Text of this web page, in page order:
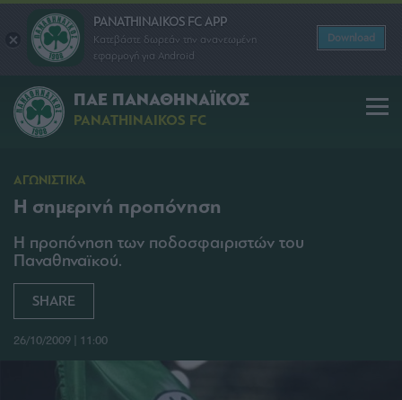
PANATHINAIKOS FC APP
Κατεβάστε δωρεάν την ανανεωμένη
εφαρμογή για Android
Download
ΠΑΕ ΠΑΝΑΘΗΝΑΪΚΟΣ
PANATHINAIKOS FC
ΑΓΩΝΙΣΤΙΚΑ
Η σημερινή προπόνηση
Η προπόνηση των ποδοσφαιριστών του
Παναθηναϊκού.
SHARE
26/10/2009 | 11:00